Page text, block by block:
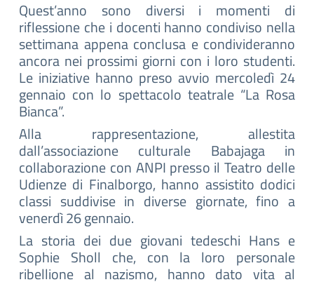
Quest’anno sono diversi i momenti di
riflessione che i docenti hanno condiviso nella
settimana appena conclusa e condivideranno
ancora nei prossimi giorni con i loro studenti.
Le iniziative hanno preso avvio mercoledì 24
gennaio con lo spettacolo teatrale “La Rosa
Bianca”.
Alla rappresentazione, allestita
dall’associazione culturale Babajaga in
collaborazione con ANPI presso il Teatro delle
Udienze di Finalborgo, hanno assistito dodici
classi suddivise in diverse giornate, fino a
venerdì 26 gennaio.
La storia dei due giovani tedeschi Hans e
Sophie Sholl che, con la loro personale
ribellione al nazismo, hanno dato vita al